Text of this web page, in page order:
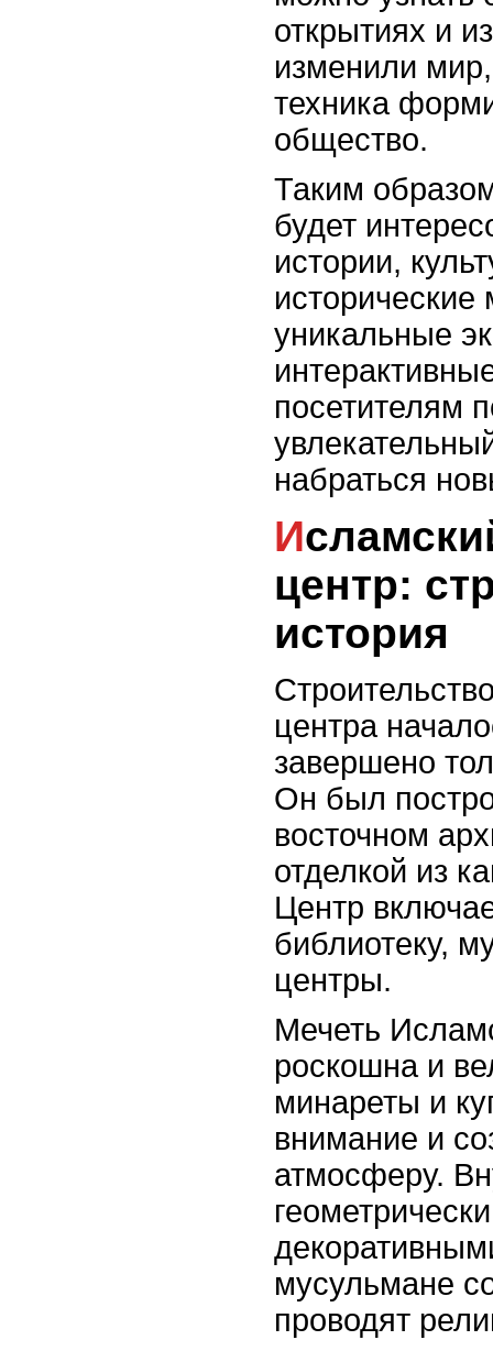
открытиях и
изменили
техника
общество.
Таким
будет
истории,
исторические
уникальные
посетителям
набраться
Исламский культурный
центр:
история
центра
завершено
Он был
восточном
отделкой из
Центр
библиотеку,
центры.
Мечеть
роскошна и
минареты и
внимание и
атмосферу.
мусульмане
проводят